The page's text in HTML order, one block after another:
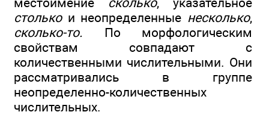
столькои неопределенные несколько,
сколько-то. По морфологическим
свойствам совпадают с
количественными числительными. Они
рассматривались в группе
неопределенно-количественных
числительных.